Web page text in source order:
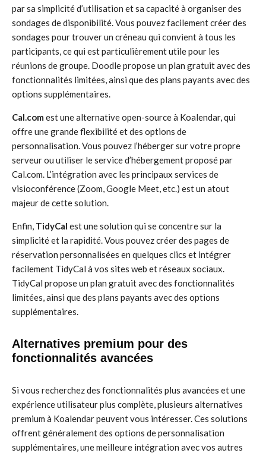
par sa simplicité d’utilisation et sa capacité à organiser des
sondages de disponibilité. Vous pouvez facilement créer des
sondages pour trouver un créneau qui convient à tous les
participants, ce qui est particulièrement utile pour les
réunions de groupe. Doodle propose un plan gratuit avec des
fonctionnalités limitées, ainsi que des plans payants avec des
options supplémentaires.
Cal.com est une alternative open-source à Koalendar, qui
offre une grande flexibilité et des options de
personnalisation. Vous pouvez l’héberger sur votre propre
serveur ou utiliser le service d’hébergement proposé par
Cal.com. L’intégration avec les principaux services de
visioconférence (Zoom, Google Meet, etc.) est un atout
majeur de cette solution.
Enfin, TidyCal est une solution qui se concentre sur la
simplicité et la rapidité. Vous pouvez créer des pages de
réservation personnalisées en quelques clics et intégrer
facilement TidyCal à vos sites web et réseaux sociaux.
TidyCal propose un plan gratuit avec des fonctionnalités
limitées, ainsi que des plans payants avec des options
supplémentaires.
Alternatives premium pour des
fonctionnalités avancées
Si vous recherchez des fonctionnalités plus avancées et une
expérience utilisateur plus complète, plusieurs alternatives
premium à Koalendar peuvent vous intéresser. Ces solutions
offrent généralement des options de personnalisation
supplémentaires, une meilleure intégration avec vos autres